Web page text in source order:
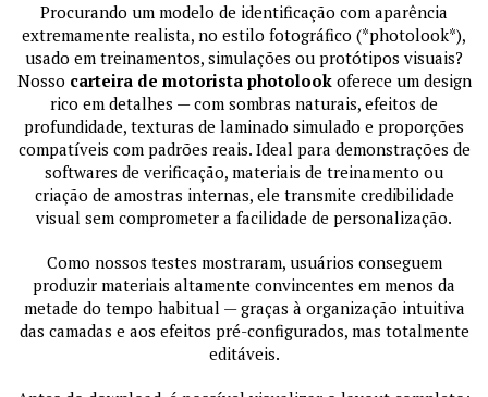
Procurando um modelo de identificação com aparência
extremamente realista, no estilo fotográfico (*photolook*),
usado em treinamentos, simulações ou protótipos visuais?
Nosso carteira de motorista photolookoferece um design
rico em detalhes — com sombras naturais, efeitos de
profundidade, texturas de laminado simulado e proporções
compatíveis com padrões reais. Ideal para demonstrações de
softwares de verificação, materiais de treinamento ou
criação de amostras internas, ele transmite credibilidade
visual sem comprometer a facilidade de personalização.
Como nossos testes mostraram, usuários conseguem
produzir materiais altamente convincentes em menos da
metade do tempo habitual — graças à organização intuitiva
das camadas e aos efeitos pré-configurados, mas totalmente
editáveis.